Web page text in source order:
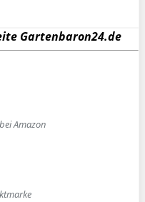
Gartenbaron24.de
Amazon